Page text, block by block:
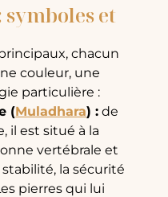
symboles et
chacun
couleur, une
particulière :
(Muladhara) : de
il est situé à la
vertébrale et
la sécurité
pierres qui lui